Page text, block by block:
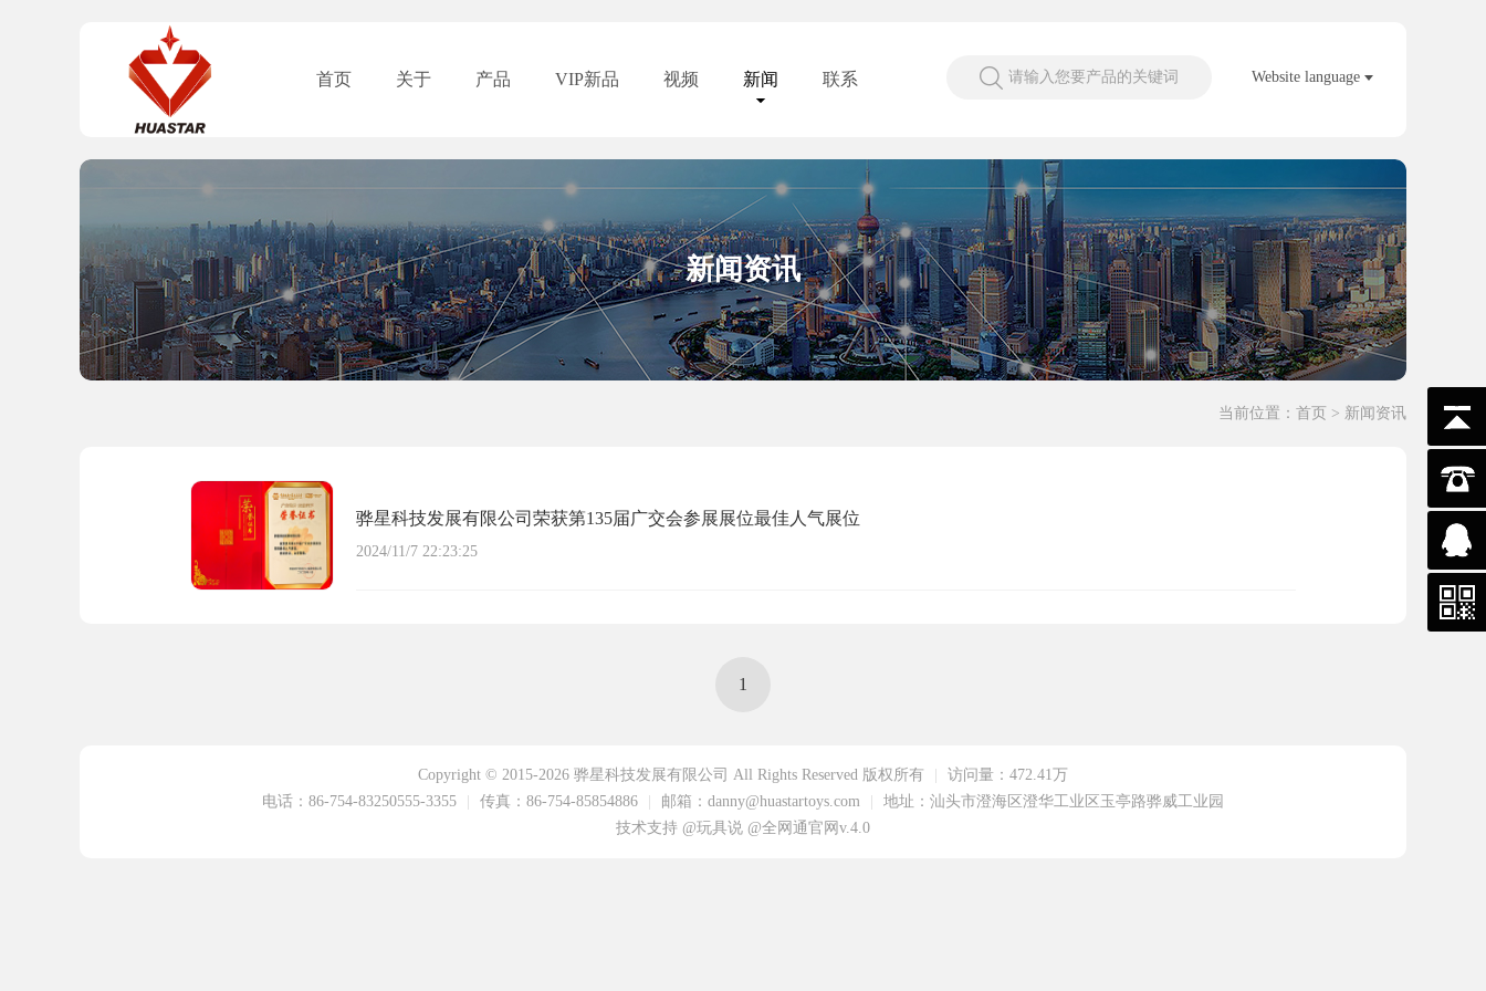
首页 关于 产品 VIP新品 视频 新闻 联系 请输入您要产品的关键词 Website language
新闻资讯
当前位置： 首页 > 新闻资讯
骅星科技发展有限公司荣获第135届广交会参展展位最佳人气展位
2024/11/7 22:23:25
1
Copyright © 2015-2026 骅星科技发展有限公司 All Rights Reserved 版权所有
访问量：472.41万
电话：86-754-83250555-3355
传真：86-754-85854886 邮箱：danny@huastartoys.com
地址：汕头市澄海区澄华工业区玉亭路骅威工业园
技术支持 @玩具说 @全网通官网v.4.0
3355